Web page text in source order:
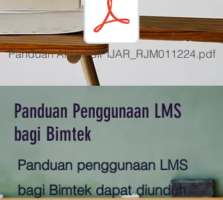
Panduan Akses SIPIJAR_RJM011224.pdf
Panduan Penggunaan LMS
bagi Bimtek
Panduan penggunaan LMS
bagi Bimtek dapat diunduh